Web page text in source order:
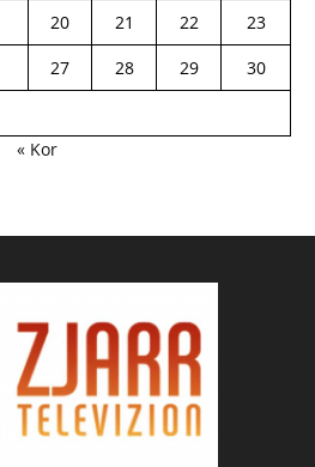
20 21 22
23
27 28 29
30
« Kor